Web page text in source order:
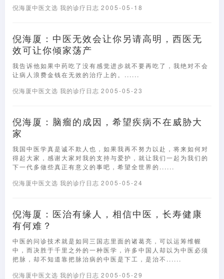
倪海厦中医文选 我的诊疗日志 2005-05-18
倪海厦：中医无效会让你另请高明，西医无
效可让你倾家荡产
我告诉他如果中药吃了没有感觉进步就不要再吃了，我绝对不会
让病人浪费金钱在无效的治疗上的。......
倪海厦中医文选 我的诊疗日志 2005-05-23
倪海厦：脑瘤的成因，希望疾病不在威胁大
家
我国中医学真是诚不欺人也，如果我再不努力以赴，将来如何对
得起大家，感谢大家对我的支持与爱护，就让我们一起为我们的
下一代多做些真正有意义的事吧，希望全世界的......
倪海厦中医文选 我的诊疗日志 2005-05-24
倪海厦：医治有缘人，相信中医，长寿健康
有何难？
中医的问诊技术就是如同三国志里面的诸葛亮，可以运筹维幄
中，而决胜于千里之外的一种医学，许多中国人却以为中医必须
把脉，却不知道靠把脉治病的中医是下工，是治不......
倪海厦中医文选 我的诊疗日志 2005-05-29